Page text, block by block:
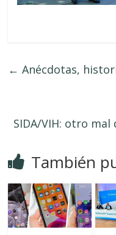
← Anécdotas,
SIDA/VIH: otro
También